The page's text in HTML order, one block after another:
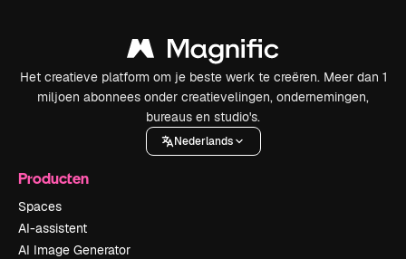
Het creatieve platform om je beste werk te creëren. Meer dan 1
miljoen abonnees onder creatievelingen, ondernemingen,
bureaus en studio's.
Nederlands
Producten
Spaces
AI-assistent
AI Image Generator